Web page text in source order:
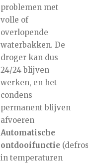
problemen met
volle of
overlopende
waterbakken. De
droger kan dus
24/24 blijven
werken, en het
condens
permanent blijven
afvoeren
Automatische
ontdooifunctie
in temperaturen